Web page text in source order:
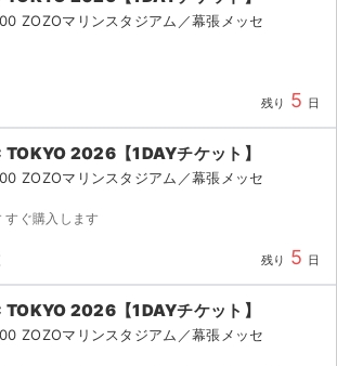
ZOZOマリンスタジアム／幕張メッセ
残り 5 日
2026【1DAYチケット】
ZOZOマリンスタジアム／幕張メッセ
すぐ購入します
残り 5 日
2026【1DAYチケット】
ZOZOマリンスタジアム／幕張メッセ